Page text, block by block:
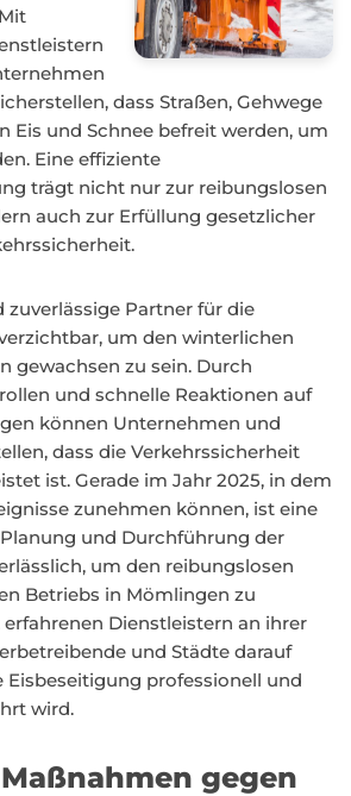
dass Straßen, Gehwege
Eis und Schnee befreit werden, um
Eine effiziente
trägt nicht nur zur reibungslosen
auch zur Erfüllung gesetzlicher
Partner für die
um den winterlichen
gewachsen zu sein. Durch
und schnelle Reaktionen auf
können Unternehmen und
dass die Verkehrssicherheit
ist. Gerade im Jahr 2025, in dem
zunehmen können, ist eine
und Durchführung der
um den reibungslosen
Betriebs in Mömlingen zu
Dienstleistern an ihrer
und Städte darauf
Eisbeseitigung professionell und
wird.
gegen